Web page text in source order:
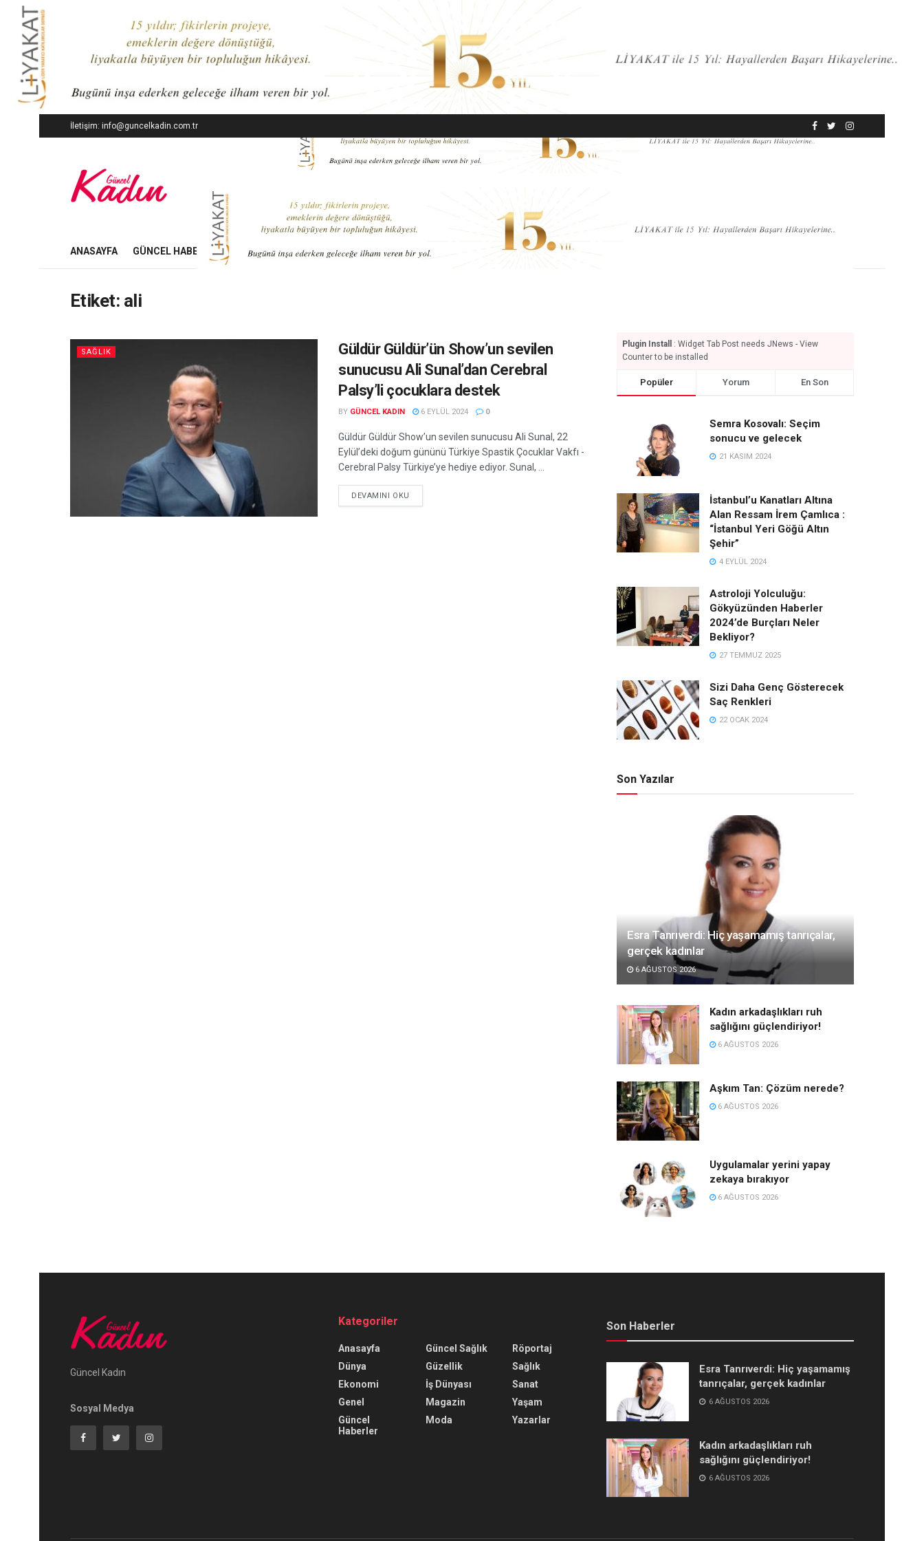
İletişim: info@guncelkadin.com.tr
ANASAYFA GÜNCEL HABERLER İŞ DÜNYASI EKONOMI MODA GÜZELLIK YAŞAM SANAT
Etiket: ali
SAĞLIK
Güldür Güldür’ün Show’un sevilen
sunucusu Ali Sunal’dan Cerebral
Palsy’li çocuklara destek
BY GÜNCEL KADIN 6 EYLÜL 2024 0
Güldür Güldür Show’un sevilen sunucusu Ali Sunal, 22
Eylül’deki doğum gününü Türkiye Spastik Çocuklar Vakfı -
Cerebral Palsy Türkiye’ye hediye ediyor. Sunal, ...
DEVAMINI OKU
Plugin Install
: Widget Tab Post needs JNews - View
Counter to be installed
Popüler Yorum En Son
Semra Kosovalı: Seçim
sonucu ve gelecek
21 KASIM 2024
İstanbul’u Kanatları Altına
Alan Ressam İrem Çamlıca :
“İstanbul Yeri Göğü Altın
Şehir”
4 EYLÜL 2024
Astroloji Yolculuğu:
Gökyüzünden Haberler
2024’de Burçları Neler
Bekliyor?
27 TEMMUZ 2025
Sizi Daha Genç Gösterecek
Saç Renkleri
22 OCAK 2024
Son Yazılar
Esra Tanrıverdi: Hiç yaşamamış tanrıçalar,
gerçek kadınlar
6 AĞUSTOS 2026
Kadın arkadaşlıkları ruh
sağlığını güçlendiriyor!
6 AĞUSTOS 2026
Aşkım Tan: Çözüm nerede?
6 AĞUSTOS 2026
Uygulamalar yerini yapay
zekaya bırakıyor
6 AĞUSTOS 2026
Güncel Kadın
Sosyal Medya
Kategoriler
Anasayfa
Dünya
Ekonomi
Genel
Güncel
Haberler
Güncel Sağlık
Güzellik
İş Dünyası
Magazin
Moda
Röportaj
Sağlık
Sanat
Yaşam
Yazarlar
Son Haberler
Esra Tanrıverdi: Hiç yaşamamış
tanrıçalar, gerçek kadınlar
6 AĞUSTOS 2026
Kadın arkadaşlıkları ruh
sağlığını güçlendiriyor!
6 AĞUSTOS 2026